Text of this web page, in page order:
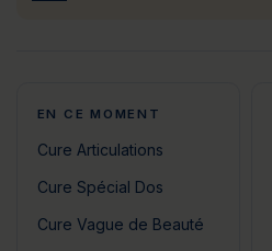
EN CE MOMENT
Cure Articulations
Cure Spécial Dos
Cure Vague de Beauté